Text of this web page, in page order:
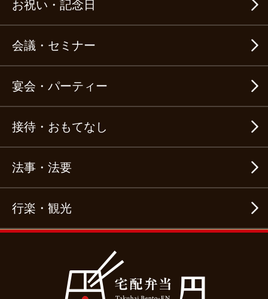
お祝い・記念日
会議・セミナー
宴会・パーティー
接待・おもてなし
法事・法要
行楽・観光